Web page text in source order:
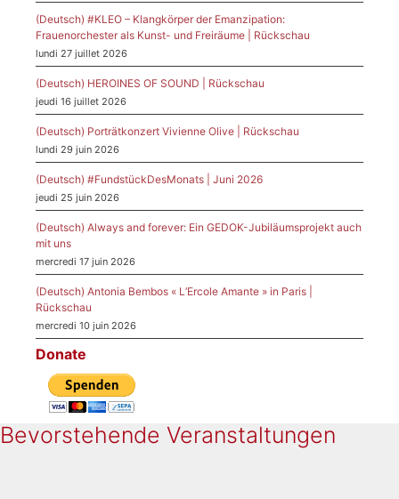
(Deutsch) #KLEO – Klangkörper der Emanzipation:
Frauenorchester als Kunst- und Freiräume | Rückschau
lundi 27 juillet 2026
(Deutsch) HEROINES OF SOUND | Rückschau
jeudi 16 juillet 2026
(Deutsch) Porträtkonzert Vivienne Olive | Rückschau
lundi 29 juin 2026
(Deutsch) #FundstückDesMonats | Juni 2026
jeudi 25 juin 2026
(Deutsch) Always and forever: Ein GEDOK-Jubiläumsprojekt auch
mit uns
mercredi 17 juin 2026
(Deutsch) Antonia Bembos « L’Ercole Amante » in Paris |
Rückschau
mercredi 10 juin 2026
Donate
Bevorstehende Veranstaltungen